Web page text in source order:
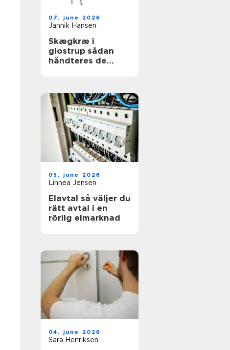
07. june 2026
Jannik Hansen
Skægkræ i
glostrup sådan
håndteres de
05. june 2026
Linnea Jensen
Elavtal så väljer du
rätt avtal i en
rörlig elmarknad
04. june 2026
Sara Henriksen